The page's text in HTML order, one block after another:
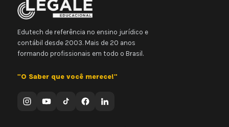
Edutech de referência no ensino jurídico e
contábil desde 2003. Mais de 20 anos
formando profissionais em todo o Brasil.
"O Saber que você merece!"